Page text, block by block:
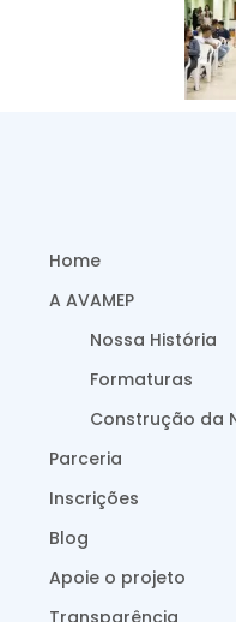
Home
A AVAMEP
Nossa História
Formaturas
Construção da
Parceria
Inscrições
Blog
Apoie o projeto